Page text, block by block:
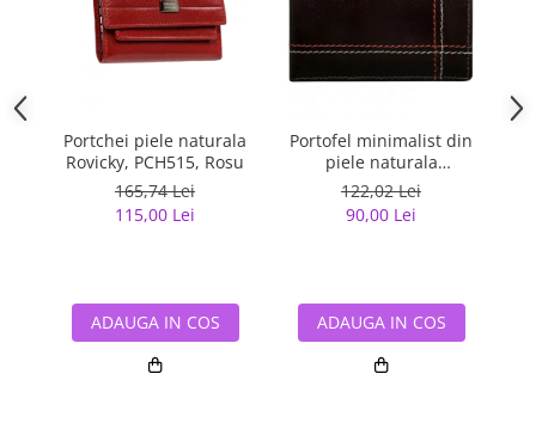
Portchei piele naturala
Rovicky, PCH515, Rosu
165,74 Lei
115,00 Lei
ADAUGA IN COS
Portofel minimalist din
piele naturala
PORMG047
122,02 Lei
90,00 Lei
ADAUGA IN COS